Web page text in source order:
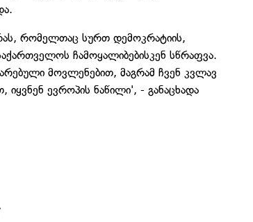
რომელთაც სურთ დემოკრატიის,
ჩამოყალიბებისკენ სწრაფვა.
მოვლენებით, მაგრამ ჩვენ კვლავ
ევროპის ნაწილი', - განაცხადა